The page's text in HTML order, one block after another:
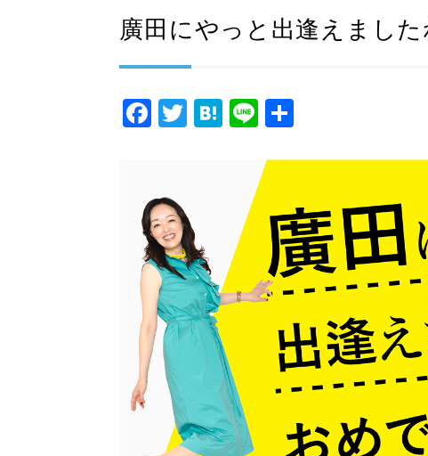
廣田にやっと出逢えまし
F
a
e
b
o
o
k
T
wi
H
at
Li
n
e